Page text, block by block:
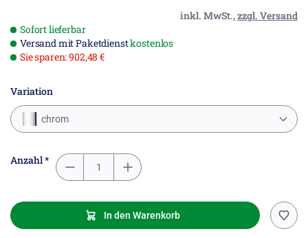
inkl. MwSt.,zzgl. Versand
Sofort lieferbar
Versand mit Paketdienstkostenlos
Sie sparen: 902,48 €
Variation
chrom
Anzahl *
In den Warenkorb